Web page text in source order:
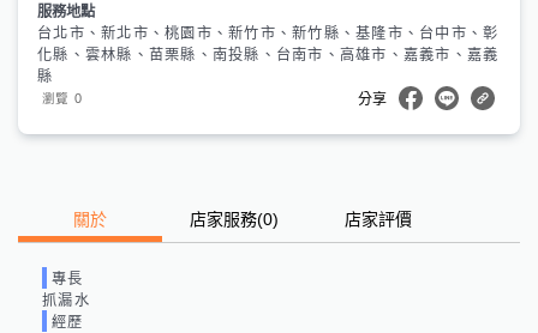
服務地點
台北市、新北市、桃園市、新竹市、新竹縣、基隆市、台中市、彰
化縣、雲林縣、苗栗縣、南投縣、台南市、高雄市、嘉義市、嘉義
縣
瀏覽 0 分享
關於 店家服務(0) 店家評價
專長
抓漏水
經歷